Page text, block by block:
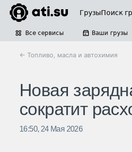
ГрузыПоиск
Все сервисы Ваши грузы
← Топливо, масла и автохимия
Новая
сократит
16:50, 24 Мая 2026